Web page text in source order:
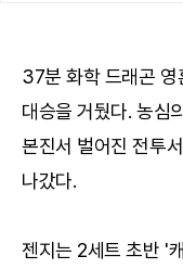
37분 화학 드래곤 영
대승을 거뒀다. 농심
본진서 벌어진 전투
나갔다.
젠지는 2세트 초반 '